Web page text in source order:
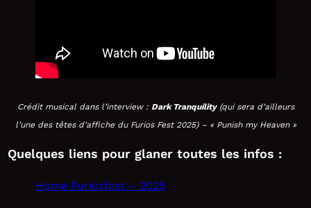
Crédit musical dans l’interview : Dark Tranquility(qui sera d’ailleurs
l’une des têtes d’affiche du Furios Fest 2025) – « Punish my Heaven »
Quelques liens pour glaner toutes les infos :
Home Furiosfest – 2025